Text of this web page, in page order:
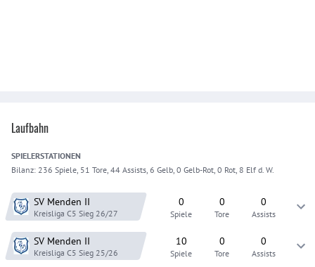
Laufbahn
SPIELERSTATIONEN
Bilanz: 236 Spiele, 51 Tore, 44 Assists, 6 Gelb, 0 Gelb-Rot, 0 Rot, 8 Elf d. W.
SV Menden II
Kreisliga C5 Sieg 26/27
0
Spiele
0
Tore
0
Assists
SV Menden II
Kreisliga C5 Sieg 25/26
10
Spiele
0
Tore
0
Assists